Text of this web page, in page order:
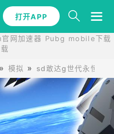
打开APP
网加速器 Pubg mobile下载
模拟 sd敢达g世代永恒最
打开APP